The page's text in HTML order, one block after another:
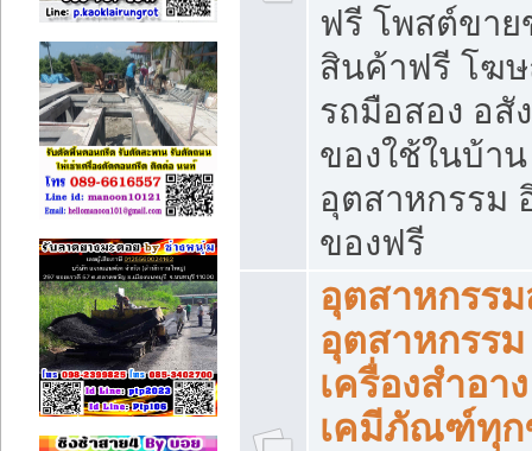
ฟรี โพสต์ขา
สินค้าฟรี โฆ
รถมือสอง อสั
ของใช้ในบ้า
อุตสาหกรรม
ของฟรี
อุตสาหกรรม
อุตสาหกรรม
เครื่องสำอา
เคมีภัณฑ์ทุ